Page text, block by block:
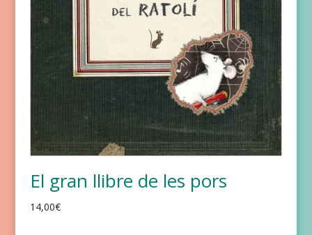
El gran llibre de les pors
14,00€